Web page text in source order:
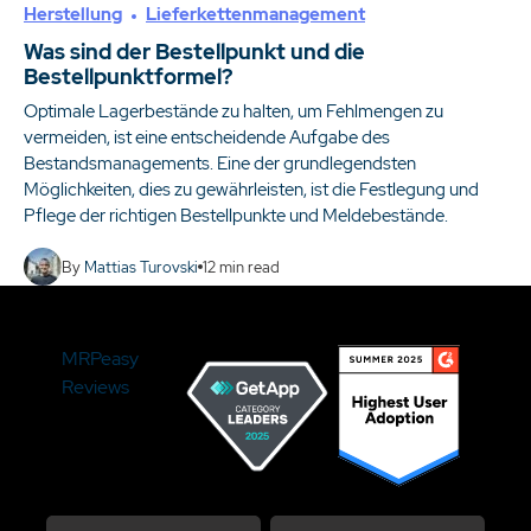
Herstellung Lieferkettenmanagement
Was sind der Bestellpunkt und die
Bestellpunktformel?
Optimale Lagerbestände zu halten, um Fehlmengen zu
vermeiden, ist eine entscheidende Aufgabe des
Bestandsmanagements. Eine der grundlegendsten
Möglichkeiten, dies zu gewährleisten, ist die Festlegung und
Pflege der richtigen Bestellpunkte und Meldebestände.
By Mattias Turovski 12min read
MRPeasy
Reviews